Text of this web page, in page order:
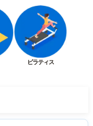
ピラティス